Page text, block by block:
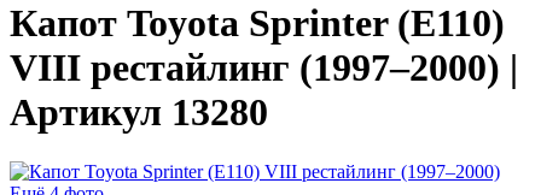
Капот Toyota Sprinter (E110)
VIII рестайлинг (1997–2000) |
Артикул 13280